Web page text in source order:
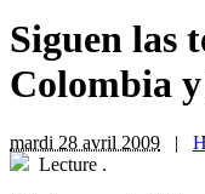
Siguen las
Colombia
mardi 28 avril 2009 |
Lecture .